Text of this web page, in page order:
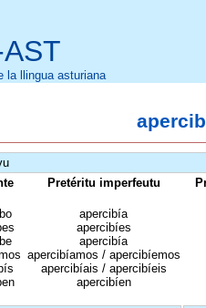
la llingua asturiana
Pretéritu imperfeutu
apercibía
apercibíes
apercibía
apercibíamos / apercibíemos
apercibíais / apercibíeis
apercibíen